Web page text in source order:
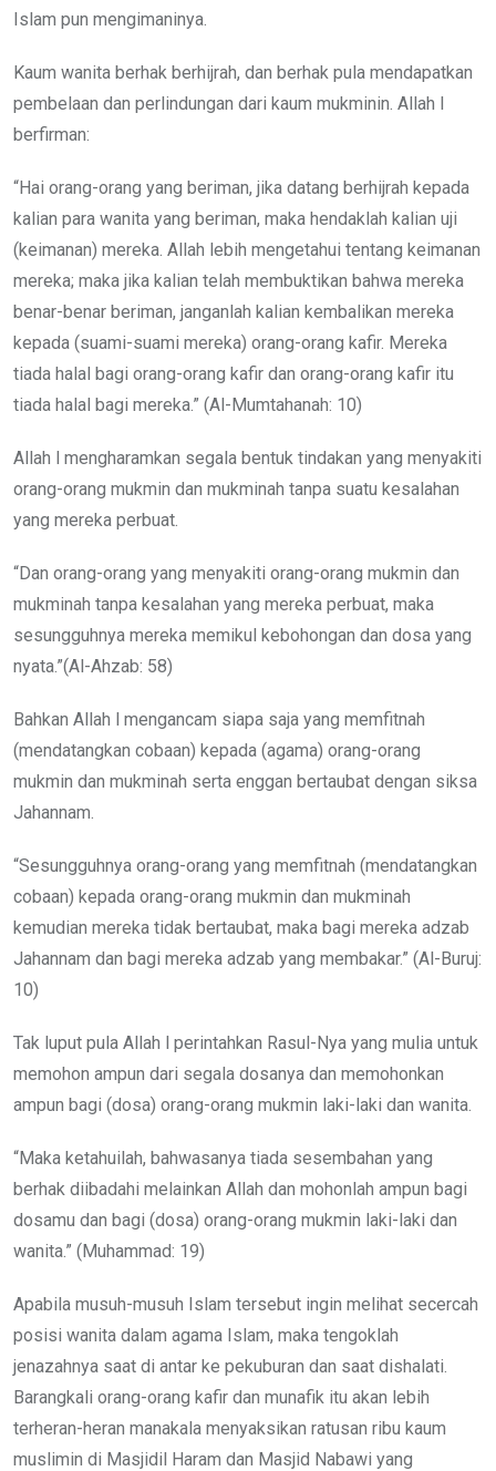
Islam pun mengimaninya.
Kaum wanita berhak berhijrah, dan berhak pula mendapatkan
pembelaan dan perlindungan dari kaum mukminin. Allah l
berfirman:
“Hai orang-orang yang beriman, jika datang berhijrah kepada
kalian para wanita yang beriman, maka hendaklah kalian uji
(keimanan) mereka. Allah lebih mengetahui tentang keimanan
mereka; maka jika kalian telah membuktikan bahwa mereka
benar-benar beriman, janganlah kalian kembalikan mereka
kepada (suami-suami mereka) orang-orang kafir. Mereka
tiada halal bagi orang-orang kafir dan orang-orang kafir itu
tiada halal bagi mereka.” (Al-Mumtahanah: 10)
Allah l mengharamkan segala bentuk tindakan yang menyakiti
orang-orang mukmin dan mukminah tanpa suatu kesalahan
yang mereka perbuat.
“Dan orang-orang yang menyakiti orang-orang mukmin dan
mukminah tanpa kesalahan yang mereka perbuat, maka
sesungguhnya mereka memikul kebohongan dan dosa yang
nyata.”(Al-Ahzab: 58)
Bahkan Allah l mengancam siapa saja yang memfitnah
(mendatangkan cobaan) kepada (agama) orang-orang
mukmin dan mukminah serta enggan bertaubat dengan siksa
Jahannam.
“Sesungguhnya orang-orang yang memfitnah (mendatangkan
cobaan) kepada orang-orang mukmin dan mukminah
kemudian mereka tidak bertaubat, maka bagi mereka adzab
Jahannam dan bagi mereka adzab yang membakar.” (Al-Buruj:
10)
Tak luput pula Allah l perintahkan Rasul-Nya yang mulia untuk
memohon ampun dari segala dosanya dan memohonkan
ampun bagi (dosa) orang-orang mukmin laki-laki dan wanita.
“Maka ketahuilah, bahwasanya tiada sesembahan yang
berhak diibadahi melainkan Allah dan mohonlah ampun bagi
dosamu dan bagi (dosa) orang-orang mukmin laki-laki dan
wanita.” (Muhammad: 19)
Apabila musuh-musuh Islam tersebut ingin melihat secercah
posisi wanita dalam agama Islam, maka tengoklah
jenazahnya saat di antar ke pekuburan dan saat dishalati.
Barangkali orang-orang kafir dan munafik itu akan lebih
terheran-heran manakala menyaksikan ratusan ribu kaum
muslimin di Masjidil Haram dan Masjid Nabawi yang